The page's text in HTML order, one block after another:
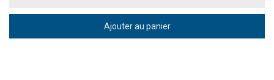
Ajouter au panier